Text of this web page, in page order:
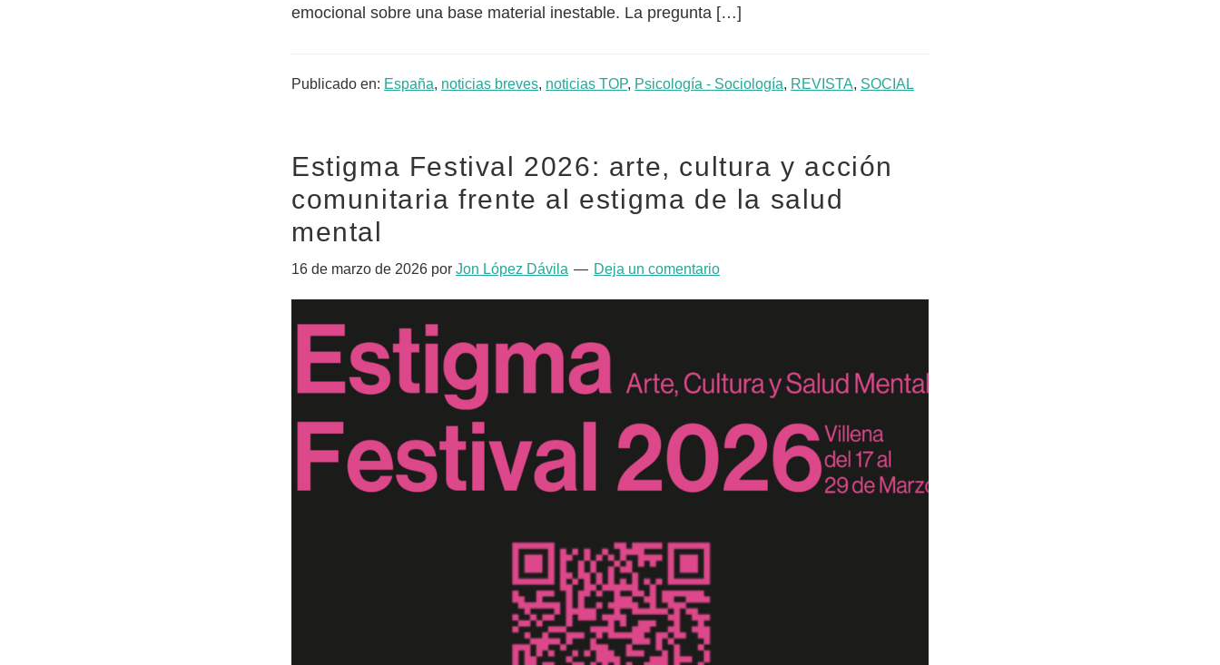
emocional sobre una base material inestable. La pregunta […]
Publicado en: España, noticias breves, noticias TOP, Psicología - Sociología, REVISTA, SOCIAL
Estigma Festival 2026: arte, cultura y acción
comunitaria frente al estigma de la salud
mental
16 de marzo de 2026 por Jon López Dávila Deja un comentario